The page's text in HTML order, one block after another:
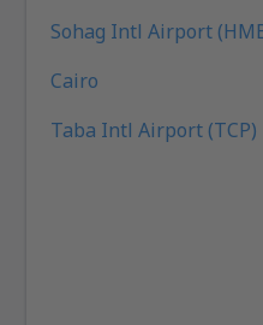
Sohag Intl Airport
Cairo
Taba Intl Airport (TCP)